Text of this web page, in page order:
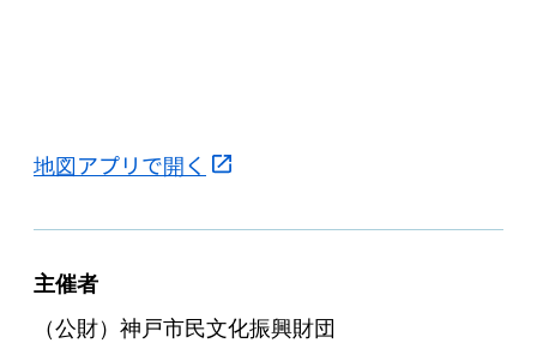
地図アプリで開く
主催者
（公財）神戸市民文化振興財団